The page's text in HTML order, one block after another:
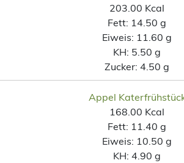
203.00 Kcal
Fett: 14.50 g
Eiweis: 11.60 g
KH: 5.50 g
Zucker: 4.50 g
Appel
168.00 Kcal
Fett: 11.40 g
Eiweis: 10.50 g
KH: 4.90 g